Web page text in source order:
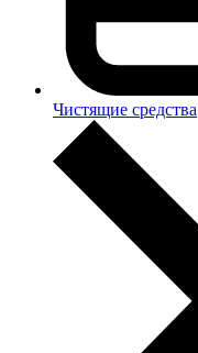
Чистящие средства